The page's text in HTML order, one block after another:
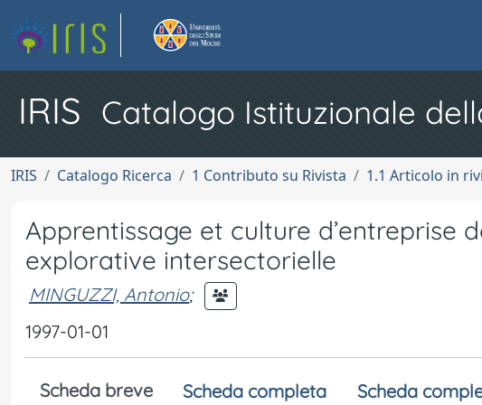
IRIS Catalogo Istituzionale
IRIS Catalogo Ricerca 1 Contributo su Rivista 1.1 Articolo in
Apprentissage et culture d’entreprise
explorative intersectorielle
MINGUZZI, Antonio;
1997-01-01
Scheda breve Scheda completa Scheda